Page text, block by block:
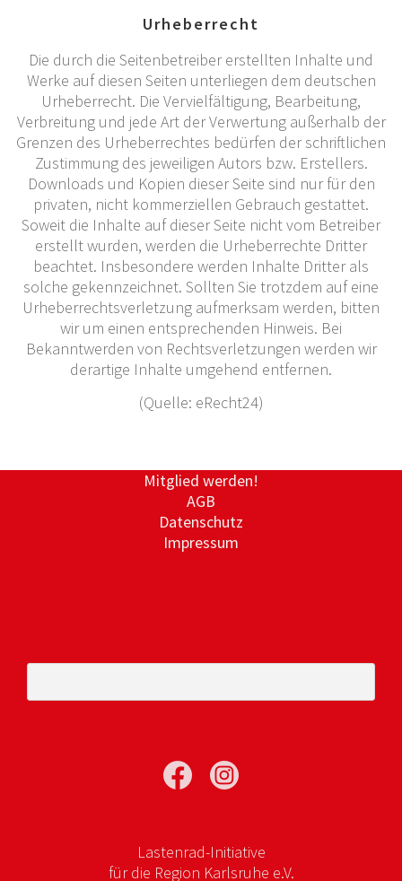
Urheberrecht
Die durch die Seitenbetreiber erstellten Inhalte und
Werke auf diesen Seiten unterliegen dem deutschen
Urheberrecht. Die Vervielfältigung, Bearbeitung,
Verbreitung und jede Art der Verwertung außerhalb der
Grenzen des Urheberrechtes bedürfen der schriftlichen
Zustimmung des jeweiligen Autors bzw. Erstellers.
Downloads und Kopien dieser Seite sind nur für den
privaten, nicht kommerziellen Gebrauch gestattet.
Soweit die Inhalte auf dieser Seite nicht vom Betreiber
erstellt wurden, werden die Urheberrechte Dritter
beachtet. Insbesondere werden Inhalte Dritter als
solche gekennzeichnet. Sollten Sie trotzdem auf eine
Urheberrechtsverletzung aufmerksam werden, bitten
wir um einen entsprechenden Hinweis. Bei
Bekanntwerden von Rechtsverletzungen werden wir
derartige Inhalte umgehend entfernen.
(Quelle: eRecht24)
Mitglied werden!
AGB
Datenschutz
Impressum
Lastenrad-Initiative
für die Region Karlsruhe e.V.